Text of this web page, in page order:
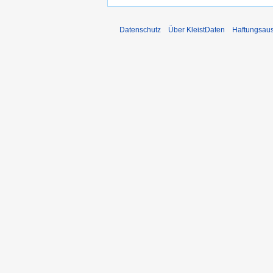
Datenschutz Über KleistDaten